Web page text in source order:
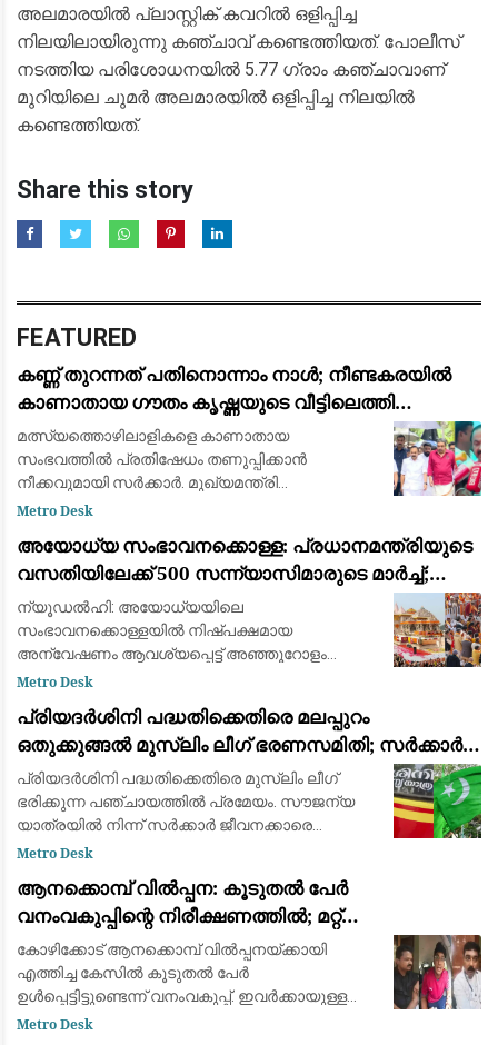
അലമാരയിൽ പ്ലാസ്റ്റിക് കവറിൽ ഒളിപ്പിച്ച
നിലയിലായിരുന്നു കഞ്ചാവ് കണ്ടെത്തിയത്. പോലീസ്
നടത്തിയ പരിശോധനയിൽ 5.77 ഗ്രാം കഞ്ചാവാണ്
മുറിയിലെ ചുമർ അലമാരയിൽ ഒളിപ്പിച്ച നിലയിൽ
കണ്ടെത്തിയത്.
Share this story
FEATURED
കണ്ണ് തുറന്നത് പതിനൊന്നാം നാള്‍; നീണ്ടകരയില്‍
കാണാതായ ഗൗതം കൃഷ്ണയുടെ വീട്ടിലെത്തി
മുഖ്യമന്ത്രി വി ഡി സതീശന്‍
മത്സ്യത്തൊഴിലാളികളെ കാണാതായ
സംഭവത്തിൽ പ്രതിഷേധം തണുപ്പിക്കാൻ
നീക്കവുമായി സർക്കാർ. മുഖ്യമന്ത്രി
വി.ഡി.സതീശൻ നീണ്ടകരയിൽ കടലിൽ
ഷിബു ബേബി ജോണും മുഖ്യമന്ത്രിക
Metro Desk
അയോധ്യ സംഭാവനക്കൊള്ള: പ്രധാനമന്ത്രിയുടെ
വസതിയിലേക്ക് 500 സന്ന്യാസിമാരുടെ മാർച്ച്;
സമഗ്ര അന്വേഷണം ആവശ്യപ്പെട്ട് പ്രതിഷേധം
ന്യൂഡൽഹി: അയോധ്യയിലെ
സംഭാവനക്കൊള്ളയിൽ നിഷ്പക്ഷമായ
അന്വേഷണം ആവശ്യപ്പെട്ട് അഞ്ഞൂറോളം
സന്ന്യാസിമാരും മതനേതാക്കളും തിങ്കളാഴ്ച
വസതിയിലേക്ക് പ്രതിഷേധ മാർച്ച് നടത്തുന്നു. കമ്
Metro Desk
പ്രിയദർശിനി പദ്ധതിക്കെതിരെ മലപ്പുറം
ഒതുക്കുങ്ങൽ മുസ്ലിം ലീഗ് ഭരണസമിതി; സർക്കാർ
ജീവനക്കാരെ സൗജന്യയാത്രയിൽ നിന്ന്
ഒഴിവാക്കണമെന്ന് പ്രമേയം
പ്രിയദർശിനി പദ്ധതിക്കെതിരെ മുസ്ലിം ലീഗ്
ഭരിക്കുന്ന പഞ്ചായത്തിൽ പ്രമേയം. സൗജന്യ
യാത്രയിൽ നിന്ന് സർക്കാർ ജീവനക്കാരെ
ഒഴിവാക്കണമെന്ന് ആവശ്യം. പദ്ധതി പുനഃ
അവതരിപ്
Metro Desk
ആനക്കൊമ്പ് വിൽപ്പന: കൂടുതൽ പേർ
വനംവകുപ്പിന്റെ നിരീക്ഷണത്തിൽ; മറ്റ്
ജില്ലകളിലേക്കും അന്വേഷണം
കോഴിക്കോട് ആനക്കൊമ്പ് വിൽപ്പനയ്ക്കായി
എത്തിച്ച കേസിൽ കൂടുതൽ പേർ
ഉൾപ്പെട്ടിട്ടുണ്ടെന്ന് വനംവകുപ്പ്. ഇവർക്കായുള്ള
അന്വേഷണം ആരംഭിച്ചു. ഇന്നലെ
Metro Desk